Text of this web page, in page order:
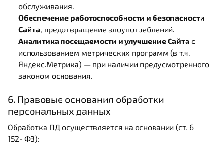
обслуживания.
Обеспечение работоспособности и безопасности
Сайта, предотвращение злоупотреблений.
Аналитика посещаемости и улучшение Сайта с
использованием метрических программ (в т.ч.
Яндекс.Метрика) — при наличии предусмотренного
законом основания.
6. Правовые основания обработки
персональных данных
Обработка ПД осуществляется на основании (ст. 6
152‑ФЗ):